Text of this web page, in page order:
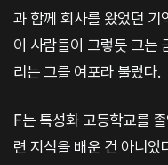
과 함께 회사를 왔었던 기
이 사람들이 그렇듯 그는
리는 그를 여포라 불렀다.
F는 특성화 고등학교를
련 지식을 배운 건 아니었